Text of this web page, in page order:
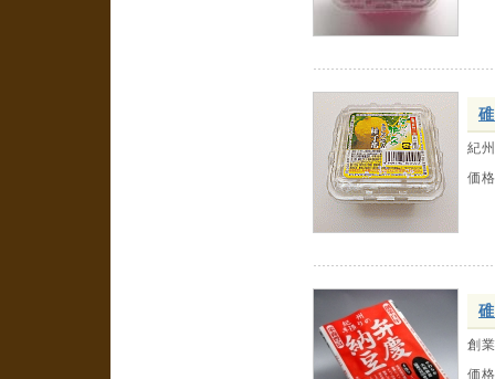
紀
価格
創
価格